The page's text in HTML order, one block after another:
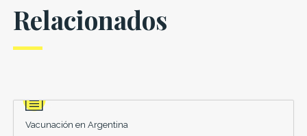
Relacionados
Vacunación en Argentina